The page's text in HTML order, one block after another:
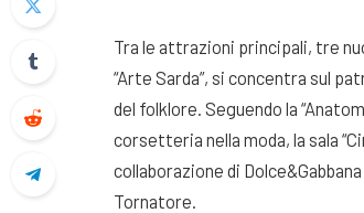
Tra le attrazioni principali, tre
“Arte Sarda”, si concentra sul
del folklore. Seguendo la
corsetteria nella moda, la sala
collaborazione di
Tornatore.